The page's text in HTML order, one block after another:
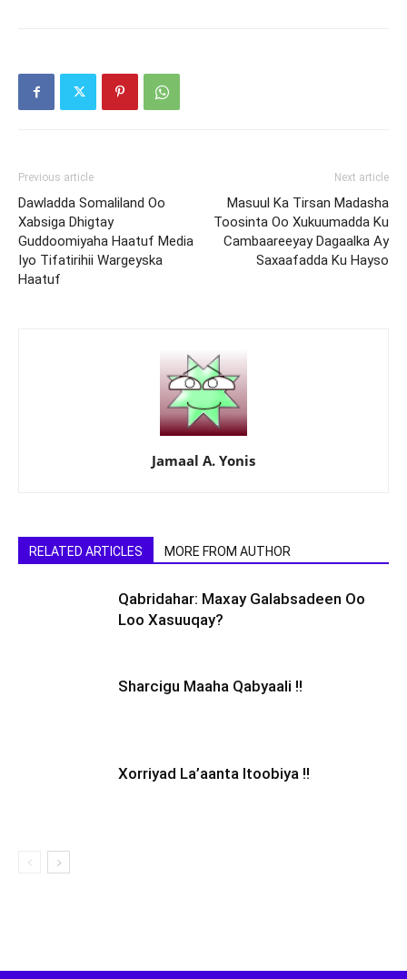
Previous article
Dawladda Somaliland Oo
Xabsiga Dhigtay
Guddoomiyaha Haatuf Media
Iyo Tifatirihii Wargeyska
Haatuf
Next article
Masuul Ka Tirsan Madasha
Toosinta Oo Xukuumadda Ku
Cambaareeyay Dagaalka Ay
Saxaafadda Ku Hayso
Jamaal A. Yonis
RELATED ARTICLES MORE FROM AUTHOR
Qabridahar: Maxay Galabsadeen Oo
Loo Xasuuqay?
Sharcigu Maaha Qabyaali !!
Xorriyad La’aanta Itoobiya !!